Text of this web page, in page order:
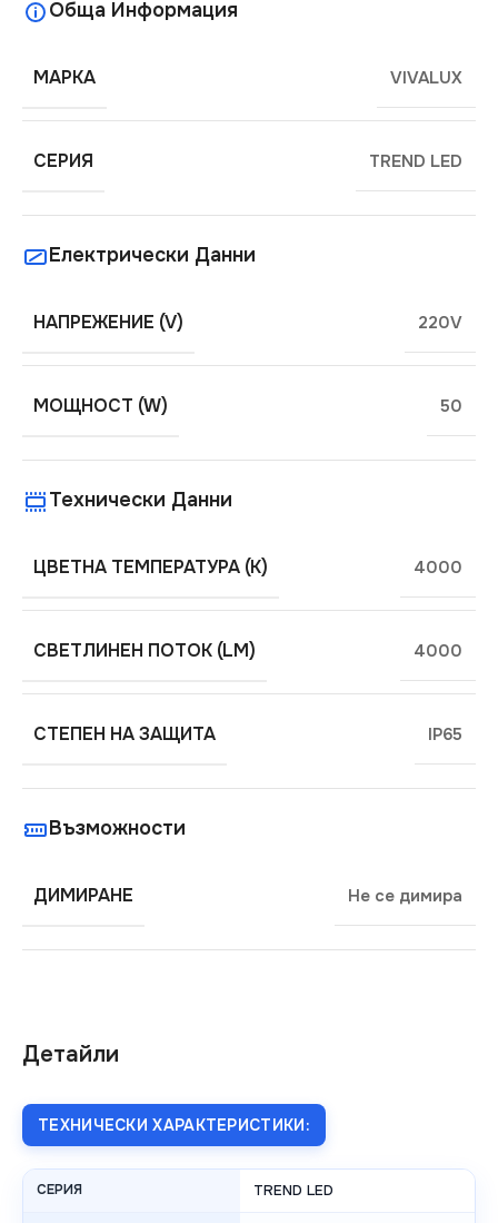
Детайли
ТЕХНИЧЕСКИ ХАРАКТЕРИСТИКИ:
СЕРИЯ TREND LED
Обща Информация
МАРКА VIVALUX
СЕРИЯ TREND LED
Електрически Данни
НАПРЕЖЕНИЕ (V) 220V
МОЩНОСТ (W) 50
Технически Данни
ЦВЕТНА ТЕМПЕРАТУРА (K) 4000
СВЕТЛИНЕН ПОТОК (LM) 4000
СТЕПЕН НА ЗАЩИТА IP65
Възможности
ДИМИРАНЕ Не се димира